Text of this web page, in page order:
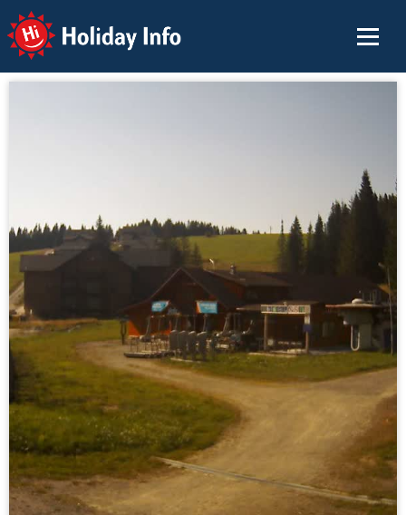
Holiday Info